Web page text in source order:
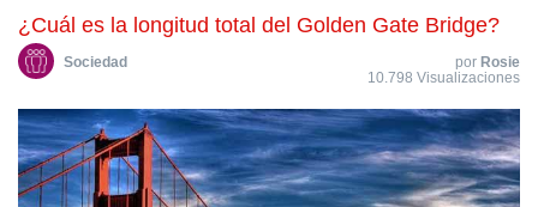
¿Cuál es la longitud total del Golden Gate Bridge?
Sociedad por Rosie
10.798 Visualizaciones